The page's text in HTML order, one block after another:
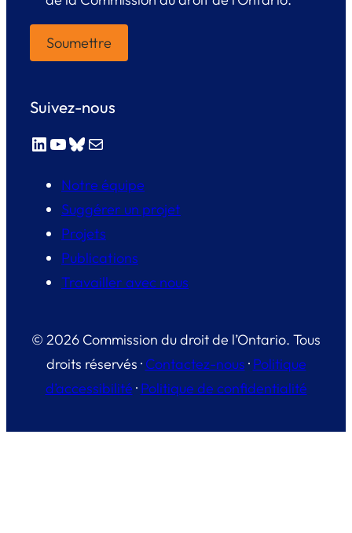
Suivez-nous
LinkedIn
YouTube
Bluesky
E-mail
Notre équipe
Suggérer un projet
Projets
Publications
Travailler avec nous
© 2026 Commission du droit de l’Ontario. Tous
droits réservés · Contactez-nous · Politique
d’accessibilité · Politique de confidentialité